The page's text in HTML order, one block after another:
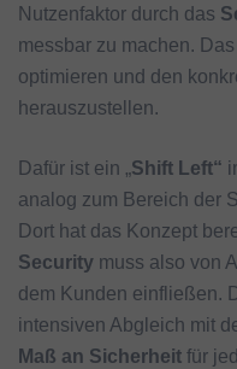
Nutzenfaktor durch das
messbar zu machen.
optimieren und den
herauszustellen.
Dafür ist ein „Shift Left“
analog zum Bereich der
Dort hat das Konzept
Security muss also von
dem Kunden einfließen.
intensiven Abgleich mit
Maß an Sicherheit für